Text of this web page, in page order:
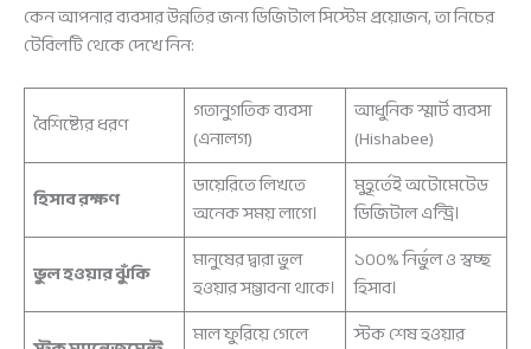
কেন আপনার ব্যবসার উন্নতির জন্য ডিজিটাল সিস্টেম প্রয়োজন, তা নিচের
টেবিলটি থেকে দেখে নিন:
বৈশিষ্ট্যের ধরণ
গতানুগতিক ব্যবসা
(এনালগ)
আধুনিক স্মার্ট ব্যবসা
(Hishabee)
হিসাব রক্ষণ
ডায়েরিতে লিখতে
অনেক সময় লাগে।
মুহূর্তেই অটোমেটেড
ডিজিটাল এন্ট্রি।
ভুল হওয়ার ঝুঁকি
মানুষের দ্বারা ভুল
হওয়ার সম্ভাবনা থাকে।
১০০% নির্ভুল ও স্বচ্ছ
হিসাব।
মাল ফুরিয়ে গেলে
স্টক শেষ হওয়ার